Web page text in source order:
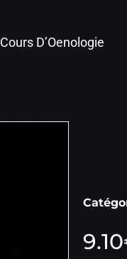
Cours D’Oenologie
9.10